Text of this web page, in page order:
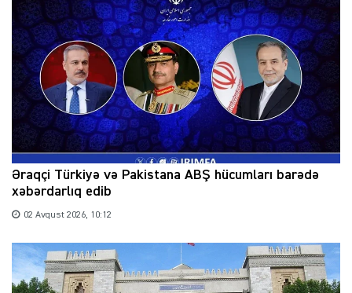
Əraqçi Türkiyə və Pakistana ABŞ hücumları barədə
xəbərdarlıq edib
02 Avqust 2026, 10:12